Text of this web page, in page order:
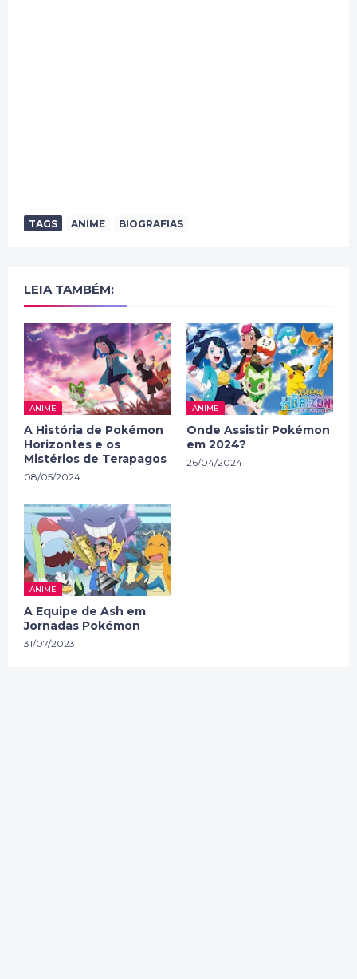
TAGS ANIME BIOGRAFIAS
LEIA TAMBÉM:
ANIME
A História de Pokémon
Horizontes e os
Mistérios de Terapagos
08/05/2024
ANIME
Onde Assistir Pokémon
em 2024?
26/04/2024
ANIME
A Equipe de Ash em
Jornadas Pokémon
31/07/2023